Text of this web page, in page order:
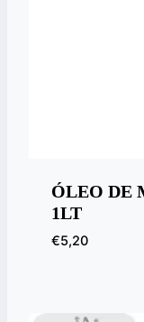
ÓLEO DE
1LT
€5,20